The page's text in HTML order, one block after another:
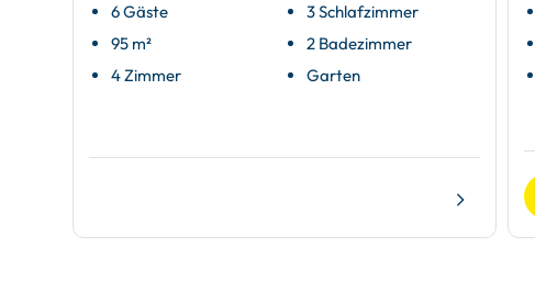
6 Gäste
95 m²
4 Zimmer
3 Schlafzimmer
2 Badezimmer
Garten